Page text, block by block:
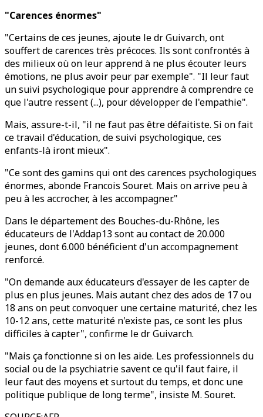
"Carences énormes"
"Certains de ces jeunes, ajoute le dr Guivarch, ont
souffert de carences très précoces. Ils sont confrontés à
des milieux où on leur apprend à ne plus écouter leurs
émotions, ne plus avoir peur par exemple". "Il leur faut
un suivi psychologique pour apprendre à comprendre ce
que l'autre ressent (...), pour développer de l'empathie".
Mais, assure-t-il, "il ne faut pas être défaitiste. Si on fait
ce travail d'éducation, de suivi psychologique, ces
enfants-là iront mieux".
"Ce sont des gamins qui ont des carences psychologiques
énormes, abonde Francois Souret. Mais on arrive peu à
peu à les accrocher, à les accompagner."
Dans le département des Bouches-du-Rhône, les
éducateurs de l'Addap13 sont au contact de 20.000
jeunes, dont 6.000 bénéficient d'un accompagnement
renforcé.
"On demande aux éducateurs d'essayer de les capter de
plus en plus jeunes. Mais autant chez des ados de 17 ou
18 ans on peut convoquer une certaine maturité, chez les
10-12 ans, cette maturité n'existe pas, ce sont les plus
difficiles à capter", confirme le dr Guivarch.
"Mais ça fonctionne si on les aide. Les professionnels du
social ou de la psychiatrie savent ce qu'il faut faire, il
leur faut des moyens et surtout du temps, et donc une
politique publique de long terme", insiste M. Souret.